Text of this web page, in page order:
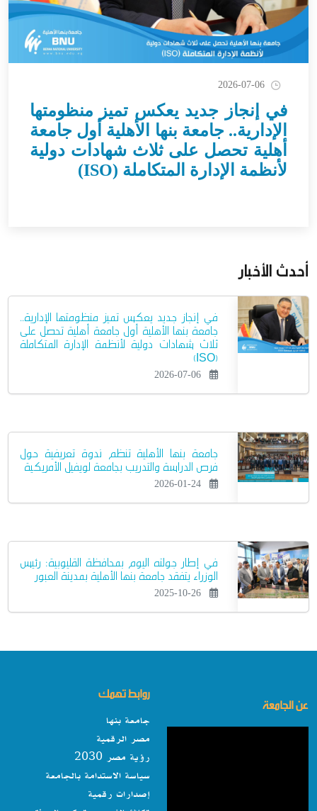
2026-07-06
في إنجاز جديد يعكس تميز منظومتها
الإدارية.. جامعة بنها الأهلية أول جامعة
أهلية تحصل على ثلاث شهادات دولية
لأنظمة الإدارة المتكاملة (ISO)
أحدث الأخبار
في إنجاز جديد يعكس تميز منظومتها الإدارية..
جامعة بنها الأهلية أول جامعة أهلية تحصل على
ثلاث شهادات دولية لأنظمة الإدارة المتكاملة
(ISO)
جامعة بنها الأهلية تنظم ندوة تعريفية حول
فرص الدراسة والتدريب بجامعة لويفيل الأمريكية
في إطار جولته اليوم بمحافظة القليوبية: رئيس
الوزراء يتفقد جامعة بنها الأهلية بمدينة العبور
عن الجامعة
روابط تهمك
جامعة بنها
مصر الرقمية
رؤية مصر 2030
سياسة الاستدامة بالجامعة
إصدارات رقمية